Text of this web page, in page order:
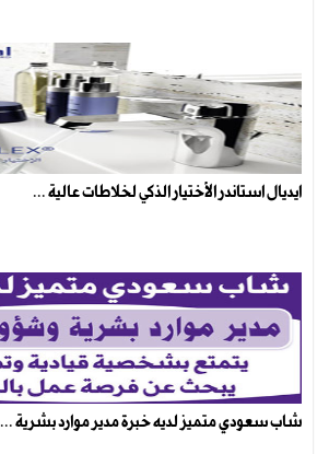
ايديال استاندر الأختيار الذكي لخلاطات عالية ...
شاب سعودي متميز لديه خبرة مدير موارد بشرية ...